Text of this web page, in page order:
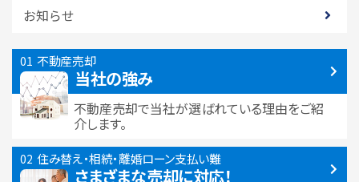
お知らせ
不動産売却
当社の強み
不動産売却で当社が選ばれている理由をご紹
介します。
住み替え・相続・離婚ローン支払い難
さまざまな売却に対応！